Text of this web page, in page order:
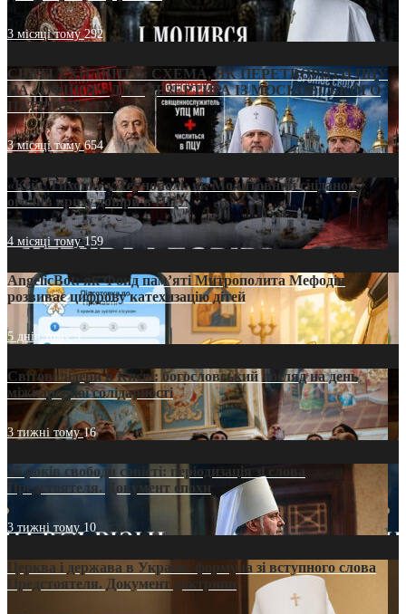
3 місяці тому292
СВЯТІ УХИЛЯНТИ: СХЕМА, ЯК ПЕРЕТВОРИТИ ПЦУ
НА «ОФШОР» ДЛЯ ДЕЗЕРТИРА ІЗ МОСКОВСЬКОГО
ПАТРІАРХАТУ
3 місяці тому654
«Кейс Тихона» у Тернополі: як Молитовний сніданок
оголив кризу довіри в ПЦУ
4 місяці тому159
AngelicBot: як Фонд пам’яті Митрополита Мефодія
розвиває цифрову катехизацію дітей
5 днів тому9
Світові лідери в Києві: богословський погляд на день
міжнародної солідарності
3 тижні тому16
35 років свободи совісті: періодизація зі слова
Предстоятеля. Документ епохи
3 тижні тому 10
Церква і держава в Україні: формула зі вступного слова
Предстоятеля. Документ доктрини